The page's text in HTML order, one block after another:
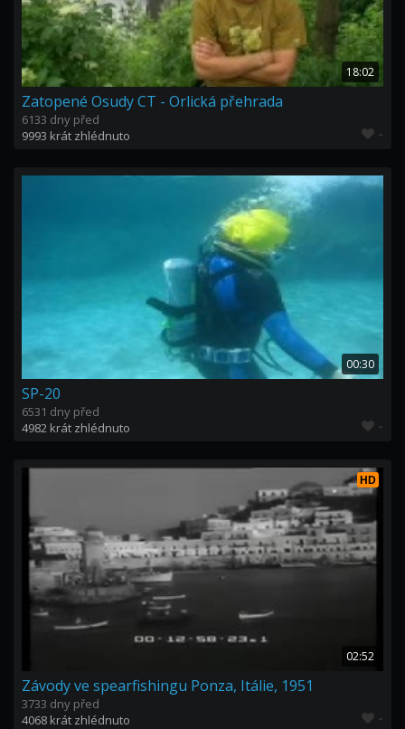
18:02
Zatopené Osudy CT - Orlická přehrada
6133 dny před
9993 krát zhlédnuto
-
00:30
SP-20
6531 dny před
4982 krát zhlédnuto
-
HD
02:52
Závody ve spearfishingu Ponza, Itálie, 1951
3733 dny před
4068 krát zhlédnuto
-